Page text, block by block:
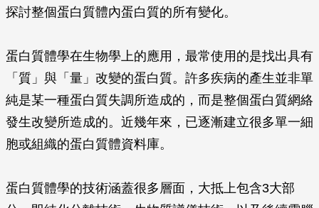
探討整個蛋白質體內蛋白質的所有變化。
蛋白質體學在生物學上的應用，最常使用的是找出具有
「質」與「量」改變的蛋白質。許多疾病的產生並非單
純是某一種蛋白質失調所造成的，而是整個蛋白質網絡
發生改變所造成的。近幾年來，已逐漸建立很多單一細
胞或組織的蛋白質體資料庫。
蛋白質體學的技術涵蓋很多層面，大抵上包含3大部